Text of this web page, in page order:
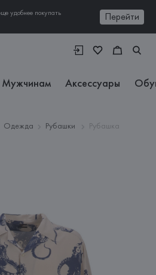
удобнее покупать
Перейти
Мужчинам Аксессуары
Одежда Рубашки
Рубашка